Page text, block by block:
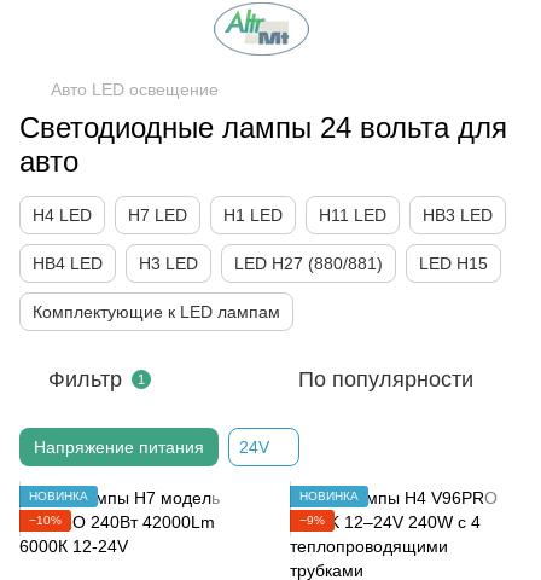
Авто LED освещение
Cветодиодные лампы 24 вольта для
авто
H4 LED H7 LED H1 LED H11 LED HB3 LED
HB4 LED H3 LED LED H27 (880/881) LED H15
Комплектующие к LED лампам
Фильтр 1 По популярности
Напряжение питания 24V
НОВИНКА
−10%
НОВИНКА
−9%